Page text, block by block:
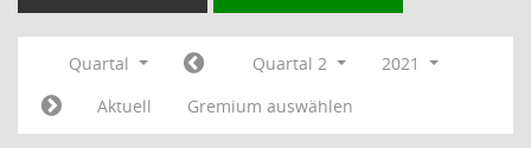
Quartal Quartal 2
2021
Aktuell
Gremium auswählen